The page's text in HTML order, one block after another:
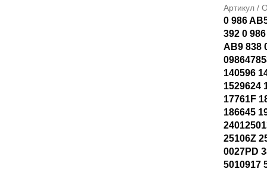
Артикул /
0 986
392 0
AB9 838
140596
1529624
17761F
186645
25106Z
0027PD
5010917